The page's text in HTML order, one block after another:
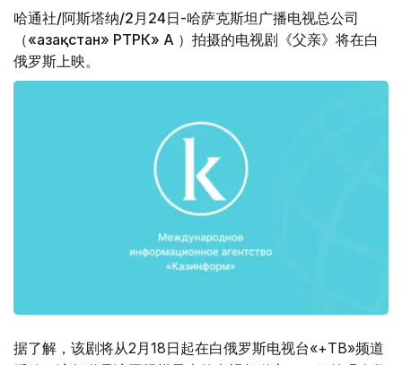
哈通社/阿斯塔纳/2月24日-哈萨克斯坦广播电视总公司
（«Қазақстан» РТРК» АҚ ）拍摄的电视剧《父亲》将在白
俄罗斯上映。
据了解，该剧将从2月18日起在白俄罗斯电视台«+ТВ»频道